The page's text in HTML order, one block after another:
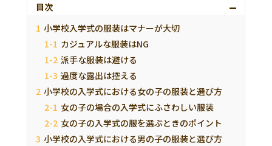
目次
小学校入学式の服装はマナーが大切
カジュアルな服装はNG
派手な服装は避ける
過度な露出は控える
小学校の入学式における女の子の服装と選び方
女の子の場合の入学式にふさわしい服装
女の子の入学式の服を選ぶときのポイント
小学校の入学式における男の子の服装と選び方